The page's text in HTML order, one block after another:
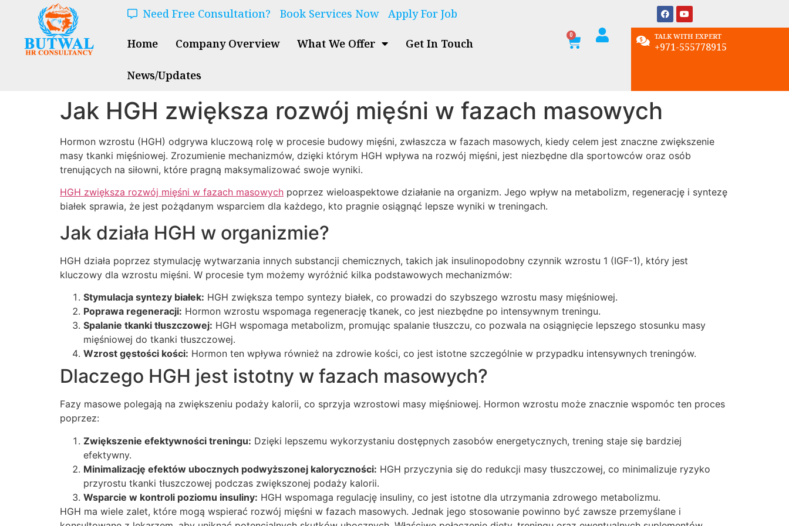
Need Free Consultation? Book Services Now Apply For Job
Home Company Overview What We Offer Get In Touch
News/Updates
TALK WITH EXPERT
+971-555778915
Jak HGH zwiększa rozwój mięśni w fazach masowych
Hormon wzrostu (HGH) odgrywa kluczową rolę w procesie budowy mięśni, zwłaszcza w fazach masowych, kiedy celem jest znaczne zwiększenie
masy tkanki mięśniowej. Zrozumienie mechanizmów, dzięki którym HGH wpływa na rozwój mięśni, jest niezbędne dla sportowców oraz osób
trenujących na siłowni, które pragną maksymalizować swoje wyniki.
HGH zwiększa rozwój mięśni w fazach masowych poprzez wieloaspektowe działanie na organizm. Jego wpływ na metabolizm, regenerację i syntezę
białek sprawia, że jest pożądanym wsparciem dla każdego, kto pragnie osiągnąć lepsze wyniki w treningach.
Jak działa HGH w organizmie?
HGH działa poprzez stymulację wytwarzania innych substancji chemicznych, takich jak insulinopodobny czynnik wzrostu 1 (IGF-1), który jest
kluczowy dla wzrostu mięśni. W procesie tym możemy wyróżnić kilka podstawowych mechanizmów:
Stymulacja syntezy białek: HGH zwiększa tempo syntezy białek, co prowadzi do szybszego wzrostu masy mięśniowej.
Poprawa regeneracji: Hormon wzrostu wspomaga regenerację tkanek, co jest niezbędne po intensywnym treningu.
Spalanie tkanki tłuszczowej: HGH wspomaga metabolizm, promując spalanie tłuszczu, co pozwala na osiągnięcie lepszego stosunku masy
mięśniowej do tkanki tłuszczowej.
Wzrost gęstości kości: Hormon ten wpływa również na zdrowie kości, co jest istotne szczególnie w przypadku intensywnych treningów.
Dlaczego HGH jest istotny w fazach masowych?
Fazy masowe polegają na zwiększeniu podaży kalorii, co sprzyja wzrostowi masy mięśniowej. Hormon wzrostu może znacznie wspomóc ten proces
poprzez:
Zwiększenie efektywności treningu: Dzięki lepszemu wykorzystaniu dostępnych zasobów energetycznych, trening staje się bardziej
efektywny.
Minimalizację efektów ubocznych podwyższonej kaloryczności: HGH przyczynia się do redukcji masy tłuszczowej, co minimalizuje ryzyko
przyrostu tkanki tłuszczowej podczas zwiększonej podaży kalorii.
Wsparcie w kontroli poziomu insuliny: HGH wspomaga regulację insuliny, co jest istotne dla utrzymania zdrowego metabolizmu.
HGH ma wiele zalet, które mogą wspierać rozwój mięśni w fazach masowych. Jednak jego stosowanie powinno być zawsze przemyślane i